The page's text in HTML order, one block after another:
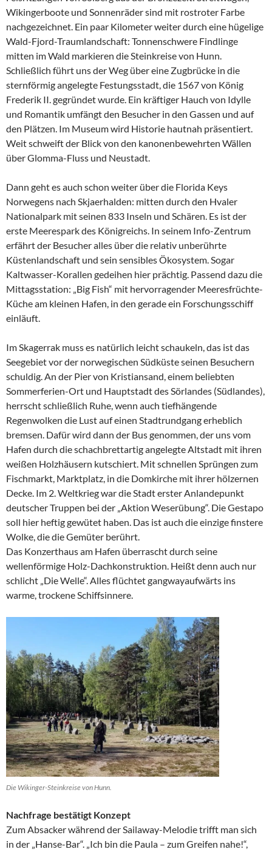
Wikingerboote und Sonnenräder sind mit rostroter Farbe
nachgezeichnet. Ein paar Kilometer weiter durch eine hügelige
Wald-Fjord-Traumlandschaft: Tonnenschwere Findlinge
mitten im Wald markieren die Steinkreise von Hunn.
Schließlich führt uns der Weg über eine Zugbrücke in die
sternförmig angelegte Festungsstadt, die 1567 von König
Frederik II. gegründet wurde. Ein kräftiger Hauch von Idylle
und Romantik umfängt den Besucher in den Gassen und auf
den Plätzen. Im Museum wird Historie hautnah präsentiert.
Weit schweift der Blick von den kanonenbewehrten Wällen
über Glomma-Fluss und Neustadt.
Dann geht es auch schon weiter über die Florida Keys
Norwegens nach Skjaerhalden: mitten durch den Hvaler
Nationalpark mit seinen 833 Inseln und Schären. Es ist der
erste Meerespark des Königreichs. In seinem Info-Zentrum
erfährt der Besucher alles über die relativ unberührte
Küstenlandschaft und sein sensibles Ökosystem. Sogar
Kaltwasser-Korallen gedeihen hier prächtig. Passend dazu die
Mittagsstation: „Big Fish“ mit hervorragender Meeresfrüchte-
Küche am kleinen Hafen, in den gerade ein Forschungsschiff
einläuft.
Im Skagerrak muss es natürlich leicht schaukeln, das ist das
Seegebiet vor der norwegischen Südküste seinen Besuchern
schuldig. An der Pier von Kristiansand, einem beliebten
Sommerferien-Ort und Hauptstadt des Sörlandes (Südlandes),
herrscht schließlich Ruhe, wenn auch tiefhängende
Regenwolken die Lust auf einen Stadtrundgang erheblich
bremsen. Dafür wird dann der Bus genommen, der uns vom
Hafen durch die schachbrettartig angelegte Altstadt mit ihren
weißen Holzhäusern kutschiert. Mit schnellen Sprüngen zum
Fischmarkt, Marktplatz, in die Domkirche mit ihrer hölzernen
Decke. Im 2. Weltkrieg war die Stadt erster Anlandepunkt
deutscher Truppen bei der „Aktion Weserübung“. Die Gestapo
soll hier heftig gewütet haben. Das ist auch die einzige finstere
Wolke, die die Gemüter berührt.
Das Konzerthaus am Hafen überrascht durch seine
wellenförmige Holz-Dachkonstruktion. Heißt denn auch nur
schlicht „Die Welle“. Alles flüchtet gangwayaufwärts ins
warme, trockene Schiffsinnere.
Die Wikinger-Steinkreise von Hunn.
Nachfrage bestätigt Konzept
Zum Absacker während der Sailaway-Melodie trifft man sich
in der „Hanse-Bar“. „Ich bin die Paula – zum Greifen nahe!“,